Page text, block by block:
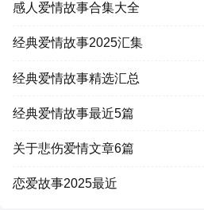
感人爱情故事合集大全
经典爱情故事2025汇集
经典爱情故事精选汇总
经典爱情故事最近5篇
关于悲伤爱情文章6篇
恋爱故事2025最近